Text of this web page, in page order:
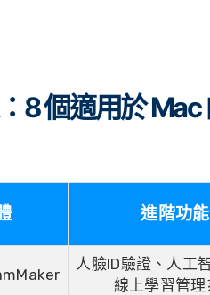
8 個適用於
進階功能
人臉ID驗證、人工
線上學習管理